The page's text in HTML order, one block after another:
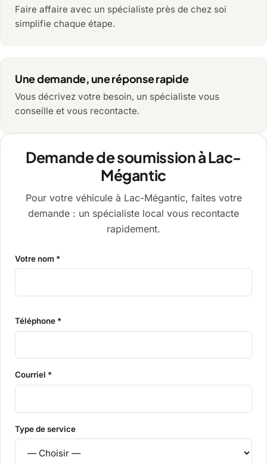
Faire affaire avec un spécialiste près de chez soi
simplifie chaque étape.
Une demande, une réponse rapide
Vous décrivez votre besoin, un spécialiste vous
conseille et vous recontacte.
Demande de soumission à Lac-
Mégantic
Pour votre véhicule à Lac-Mégantic, faites votre
demande : un spécialiste local vous recontacte
rapidement.
Votre nom *
Téléphone *
Courriel *
Type de service